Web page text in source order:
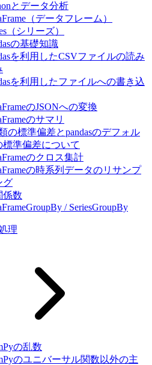
とデータ分析
（データフレーム）
（シリーズ）
の基礎知識
を利用したCSVファイルの読み
を利用したファイルへの書き込
のJSONへの変換
のサマリ
の標準偏差とpandasのデフォル
標準偏差について
のクロス集計
の時系列データのリサンプ
グ
係数
/ SeriesGroupBy
理
の乱数
のユニバーサル関数以外の主